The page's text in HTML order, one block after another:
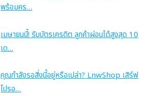
พร้อมคร…
เมษายนนี้! รับบัตรเครดิต ลูกค้าผ่อนได้สูงสุด 10
เด…
คุณกำลังรอสิ่งนี้อยู่หรือเปล่า? LnwShop เสิร์ฟ
โปรอ…